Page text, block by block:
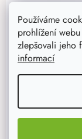
Používáme
prohlížení
zlepšovali jeho
informací